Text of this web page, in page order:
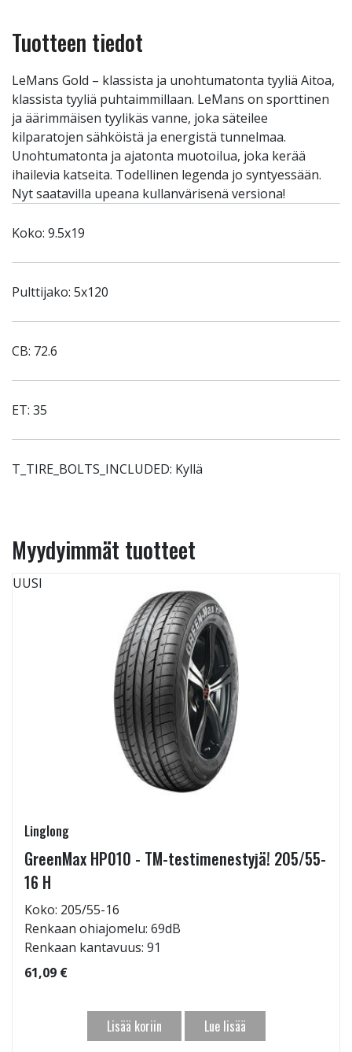
Tuotteen tiedot
LeMans Gold – klassista ja unohtumatonta tyyliä Aitoa,
klassista tyyliä puhtaimmillaan. LeMans on sporttinen
ja äärimmäisen tyylikäs vanne, joka säteilee
kilparatojen sähköistä ja energistä tunnelmaa.
Unohtumatonta ja ajatonta muotoilua, joka kerää
ihailevia katseita. Todellinen legenda jo syntyessään.
Nyt saatavilla upeana kullanvärisenä versiona!
Koko: 9.5x19
Pulttijako: 5x120
CB: 72.6
ET: 35
T_TIRE_BOLTS_INCLUDED: Kyllä
Myydyimmät tuotteet
UUSI
Linglong
GreenMax HP010 - TM-testimenestyjä! 205/55-
16 H
Koko: 205/55-16
Renkaan ohiajomelu: 69dB
Renkaan kantavuus: 91
61,09 €
Lisää koriin Lue lisää